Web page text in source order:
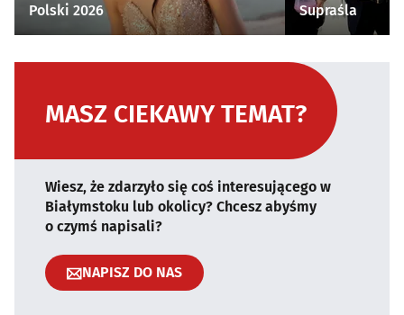
Polski 2026
Supraśla
MASZ CIEKAWY TEMAT?
Wiesz, że zdarzyło się coś interesującego w
Białymstoku lub okolicy? Chcesz abyśmy
o czymś napisali?
NAPISZ DO NAS